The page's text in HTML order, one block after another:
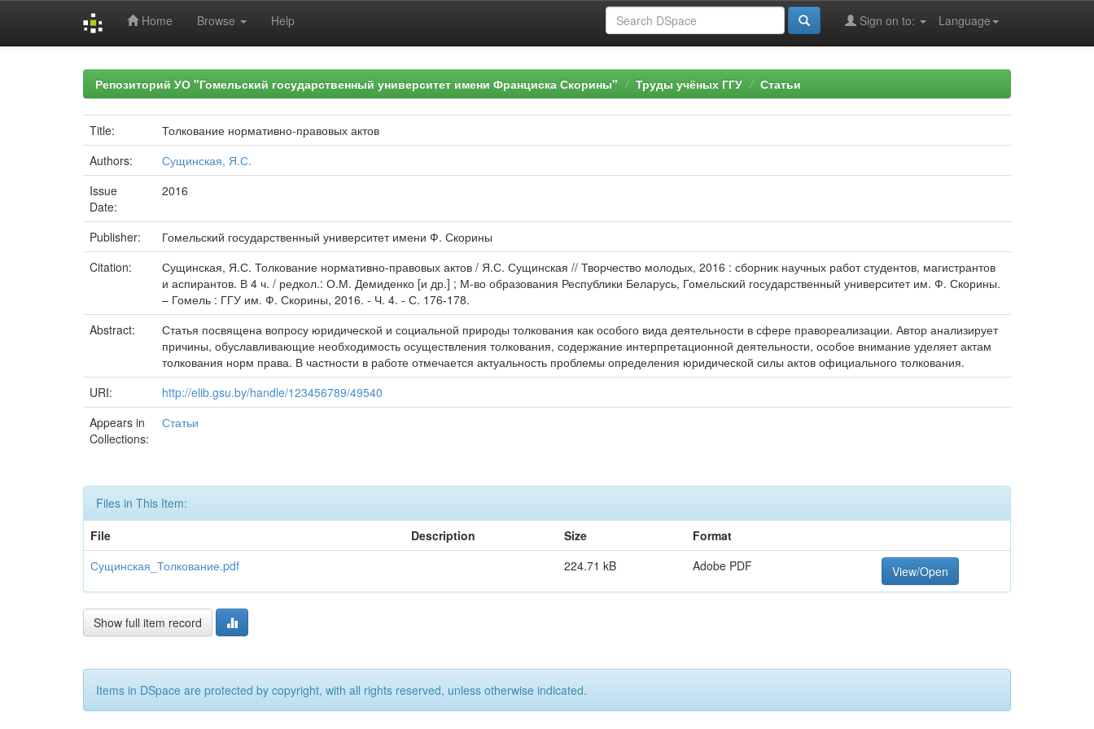
Home Browse Help Language
Sign on to:
Репозиторий УО "Гомельский государственный университет имени Франциска Скорины" Труды учёных ГГУ Статьи
Title:
Толкование нормативно-правовых актов
Authors:
Сущинская, Я.С.
Issue
Date:
2016
Publisher:
Гомельский государственный университет имени Ф. Скорины
Citation:
Сущинская, Я.С. Толкование нормативно-правовых актов / Я.С. Сущинская // Творчество молодых, 2016 : сборник научных работ студентов, магистрантов
и аспирантов. В 4 ч. / редкол.: О.М. Демиденко [и др.] ; М-во образования Республики Беларусь, Гомельский государственный университет им. Ф. Скорины.
– Гомель : ГГУ им. Ф. Скорины, 2016. - Ч. 4. - С. 176-178.
Abstract:
Статья посвящена вопросу юридической и социальной природы толкования как особого вида деятельности в сфере правореализации. Автор анализирует
причины, обуславливающие необходимость осуществления толкования, содержание интерпретационной деятельности, особое внимание уделяет актам
толкования норм права. В частности в работе отмечается актуальность проблемы определения юридической силы актов официального толкования.
URI:
http://elib.gsu.by/handle/123456789/49540
Appears in
Collections:
Статьи
Files in This Item:
File
Description Size
Format
Сущинская_Толкование.pdf
224.71 kB Adobe PDF View/Open
Show full item record
Items in DSpace are protected by copyright, with all rights reserved, unless otherwise indicated.